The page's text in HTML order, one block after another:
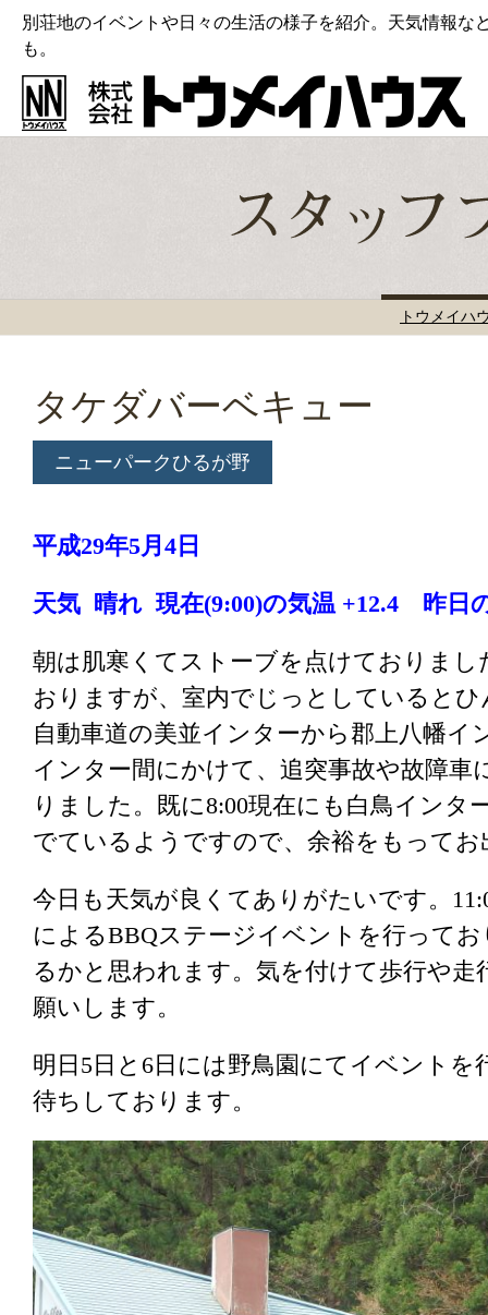
別荘地のイベントや日々の生活の様子を紹介。天気情報な
も。
トウメイハ
タケダバーベキュー
ニューパークひるが野
平成29年5月4日
天気 晴れ 現在(9:00)の気温 +12.4 昨日
朝は肌寒くてストーブを点けておりま
おりますが、室内でじっとしていると
自動車道の美並インターから郡上八幡イ
インター間にかけて、追突事故や故障
りました。既に8:00現在にも白鳥インタ
でているようですので、余裕をもって
今日も天気が良くてありがたいです。
によるBBQステージイベントを行って
るかと思われます。気を付けて歩行や
願いします。
明日5日と6日には野鳥園にてイベント
待ちしております。